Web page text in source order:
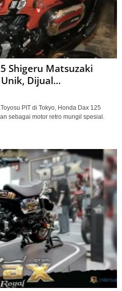
Shigeru Matsuzaki
Dijual...
PIT di Tokyo, Honda Dax 125
sebagai motor retro mungil spesial.